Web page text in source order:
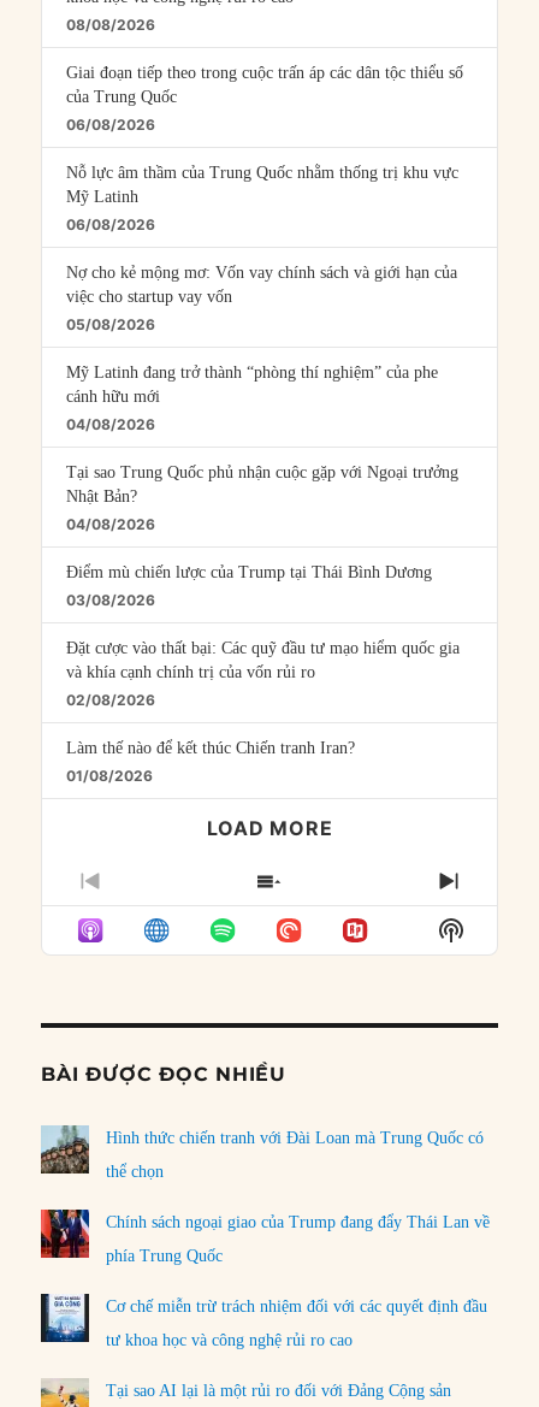
08/08/2026
Giai đoạn tiếp theo trong cuộc trấn áp các dân tộc thiểu số
của Trung Quốc
06/08/2026
Nỗ lực âm thầm của Trung Quốc nhằm thống trị khu vực
Mỹ Latinh
06/08/2026
Nợ cho kẻ mộng mơ: Vốn vay chính sách và giới hạn của
việc cho startup vay vốn
05/08/2026
Mỹ Latinh đang trở thành “phòng thí nghiệm” của phe
cánh hữu mới
04/08/2026
Tại sao Trung Quốc phủ nhận cuộc gặp với Ngoại trưởng
Nhật Bản?
04/08/2026
Điểm mù chiến lược của Trump tại Thái Bình Dương
03/08/2026
Đặt cược vào thất bại: Các quỹ đầu tư mạo hiểm quốc gia
và khía cạnh chính trị của vốn rủi ro
02/08/2026
Làm thế nào để kết thúc Chiến tranh Iran?
01/08/2026
LOAD MORE
PREVIOUS
EPISODE
SHOW
EPISODES
LIST
NEXT
Show
Podcast
BÀI ĐƯỢC ĐỌC NHIỀU
Hình thức chiến tranh với Đài Loan mà Trung Quốc có
thể chọn
Chính sách ngoại giao của Trump đang đẩy Thái Lan về
phía Trung Quốc
Cơ chế miễn trừ trách nhiệm đối với các quyết định đầu
tư khoa học và công nghệ rủi ro cao
Tại sao AI lại là một rủi ro đối với Đảng Cộng sản